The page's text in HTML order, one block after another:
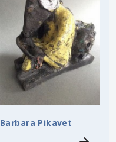
Barbara Pikavet